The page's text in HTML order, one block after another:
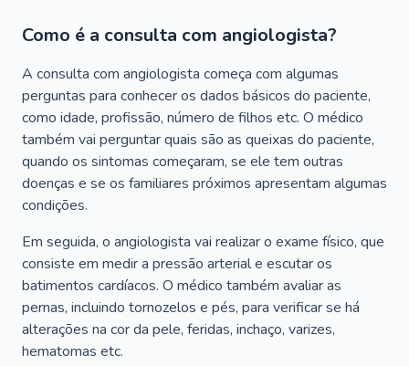
Como é a consulta com angiologista?
A consulta com angiologista começa com algumas
perguntas para conhecer os dados básicos do paciente,
como idade, profissão, número de filhos etc. O médico
também vai perguntar quais são as queixas do paciente,
quando os sintomas começaram, se ele tem outras
doenças e se os familiares próximos apresentam algumas
condições.
Em seguida, o angiologista vai realizar o exame físico, que
consiste em medir a pressão arterial e escutar os
batimentos cardíacos. O médico também avaliar as
pernas, incluindo tornozelos e pés, para verificar se há
alterações na cor da pele, feridas, inchaço, varizes,
hematomas etc.